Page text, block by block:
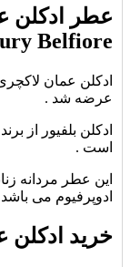
عطر ادکلن
Belfiore
عرضه شد .
ادکلن بلفیور از
است .
ادوپرفیوم می
خرید ادکلن